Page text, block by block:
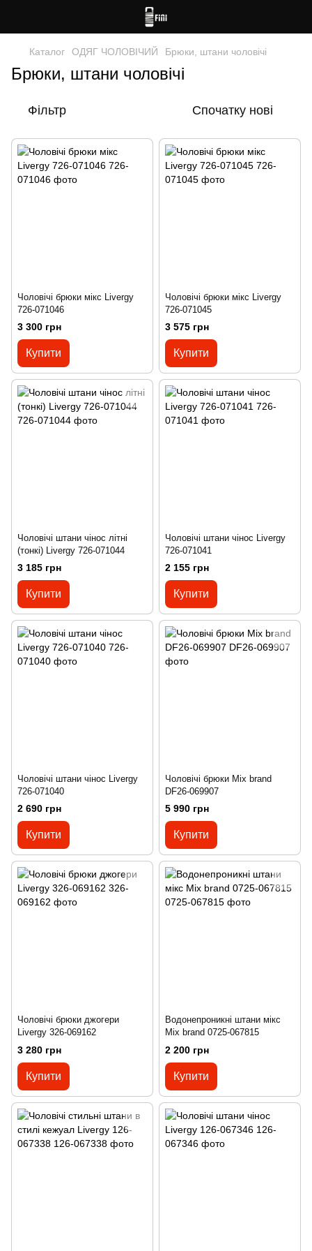
Каталог ОДЯГ ЧОЛОВІЧИЙ Брюки, штани чоловічі
Брюки, штани чоловічі
Фільтр Спочатку нові
Чоловічі брюки мікс Livergy
726-071046
3 300 грн
Купити
Чоловічі брюки мікс Livergy
726-071045
3 575 грн
Купити
Чоловічі штани чінос літні
(тонкі) Livergy 726-071044
3 185 грн
Купити
Чоловічі штани чінос Livergy
726-071041
2 155 грн
Купити
Чоловічі штани чінос Livergy
726-071040
2 690 грн
Купити
Чоловічі брюки Mix brand
DF26-069907
5 990 грн
Купити
Чоловічі брюки джогери
Livergy 326-069162
3 280 грн
Купити
Водонепроникні штани мікс
Mix brand 0725-067815
2 200 грн
Купити